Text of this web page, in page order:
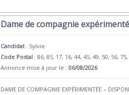
Dame de compagnie
Candidat : Sylvie
Code Postal : 86, 85, 17, 16, 44, 45, 49, 50, 56,
Annonce mise à jour le :06/08/2026
DAME DE COMPAGNIE EXPÉRIMENTÉE –